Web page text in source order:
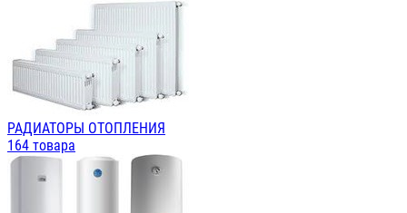
РАДИАТОРЫ ОТОПЛЕНИЯ
164 товара